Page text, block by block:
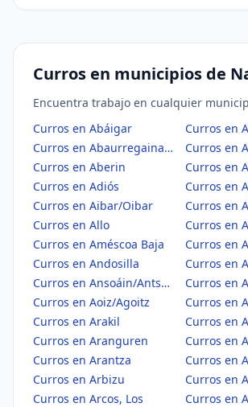
Curros en municipios de
Encuentra trabajo en cualquier
Curros en Abáigar
Curros en Abaurregaina/Abaurrea Alta
Curros en Aberin
Curros en
Curros en Adiós
Curros en Aibar/Oibar
Curros en
Curros en Allo
Curros en
Curros en Améscoa Baja
Curros en
Curros en Andosilla
Curros en
Curros en Ansoáin/Antsoain
Curros en
Curros en Aoiz/Agoitz
Curros en
Curros en Arakil
Curros en Aranguren
Curros en
Curros en Arantza
Curros en
Curros en Arbizu
Curros en
Curros en Arcos, Los
Curros en